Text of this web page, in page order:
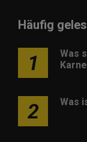
Häufig
1
Was
2 Was